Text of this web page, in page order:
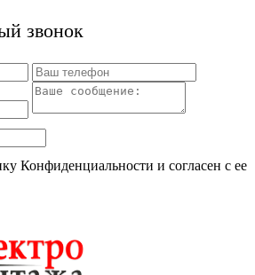
звонок
Конфиденциальности и согласен с ее